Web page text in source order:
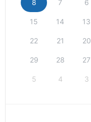
6
7
8
13
14
15
20
21
22
27
28
29
3
4
5